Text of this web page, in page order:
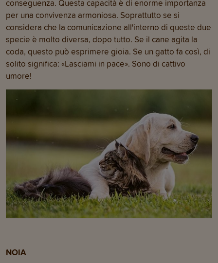
conseguenza. Questa capacità è di enorme importanza
per una convivenza armoniosa. Soprattutto se si
considera che la comunicazione all'interno di queste due
specie è molto diversa, dopo tutto. Se il cane agita la
coda, questo può esprimere gioia. Se un gatto fa così, di
solito significa: «Lasciami in pace». Sono di cattivo
umore!
NOIA